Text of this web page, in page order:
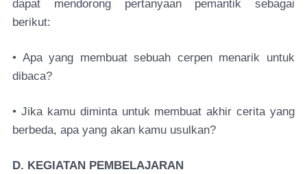
dapat mendorong pertanyaan pemantik sebagai
berikut:
• Apa yang membuat sebuah cerpen menarik untuk
dibaca?
• Jika kamu diminta untuk membuat akhir cerita yang
berbeda, apa yang akan kamu usulkan?
D. KEGIATAN PEMBELAJARAN